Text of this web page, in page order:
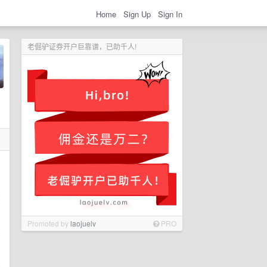
Home Sign Up Sign In
老倔驴证券开户巨靠谱，已助千人!
Promoted bylaojuelv PRO